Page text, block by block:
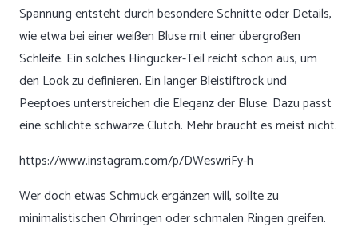
Spannung entsteht durch besondere Schnitte oder Details,
wie etwa bei einer weißen Bluse mit einer übergroßen
Schleife. Ein solches Hingucker-Teil reicht schon aus, um
den Look zu definieren. Ein langer Bleistiftrock und
Peeptoes unterstreichen die Eleganz der Bluse. Dazu passt
eine schlichte schwarze Clutch. Mehr braucht es meist nicht.
https://www.instagram.com/p/DWeswriFy-h
Wer doch etwas Schmuck ergänzen will, sollte zu
minimalistischen Ohrringen oder schmalen Ringen greifen.